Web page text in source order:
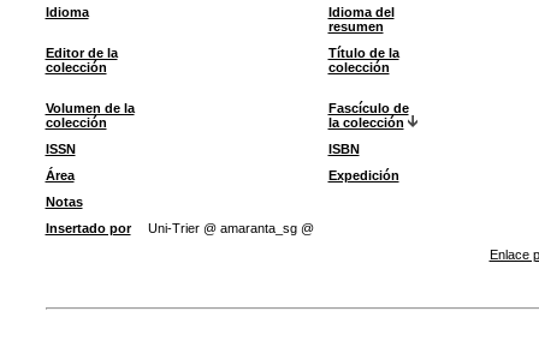
Idioma
Idioma del
resumen
Editor de la
colección
Título de la
colección
Volumen de la
colección
Fascículo de
la colección
ISSN
ISBN
Área
Expedición
Notas
Insertado por
Uni-Trier @ amaranta_sg @
Enlace